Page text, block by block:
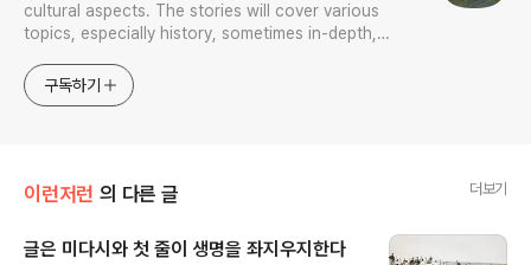
cultural aspects. The stories will cover various
topics, especially history, sometimes in-depth,
approach will be to resist any common sense or
generalized viewpoint
구독하기
이런저런 의 다른 글 더보기
글은 미다시와 첫 줄이 생명을 좌지우지한다